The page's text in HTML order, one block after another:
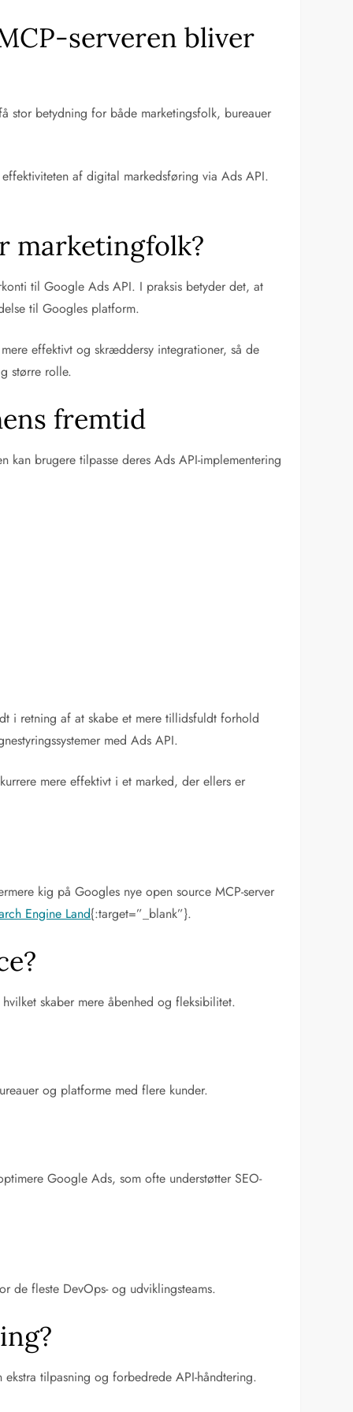
serveren bliver
stor betydning for både marketingsfolk, bureauer
af digital markedsføring via Ads API.
marketingfolk?
til Google Ads API. I praksis betyder det, at
til Googles platform.
effektivt og skræddersy integrationer, så de
større rolle.
fremtid
brugere tilpasse deres Ads API-implementering
i retning af at skabe et mere tillidsfuldt forhold
med Ads API.
mere effektivt i et marked, der ellers er
kig på Googles nye open source MCP-server
Engine Land{:target=”_blank”}.
skaber mere åbenhed og fleksibilitet.
og platforme med flere kunder.
Google Ads, som ofte understøtter SEO-
de fleste DevOps- og udviklingsteams.
tilpasning og forbedrede API-håndtering.